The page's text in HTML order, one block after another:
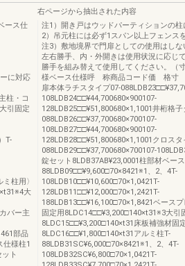
ス仕
に対応
柱・コ
引固定
T-
柱用〉
大
バー主
部品
仕様柱1
ト
右ページから抽出された内容
注1）開き戸はウッドパーティションの
2）吊元柱には必ず1スパン以上フェンス
注3）敷地境界で門扉としての使用はしな
左右勝手、内・外開きは使用状況に応じ
勝手を組み替えて使用してください。（
様ベース仕様呼 称商品コード価 格
扉本体ラチスタイプ07-
108LDB24□□¥44,700680×900107-
128LDB25□□¥51,800680×1,1001井桁格子
088LDB26□□¥37,700680×700107-
108LDB27□□¥44,700680×900107-
128LDB28□□¥51,800680×1,1001クロスタ
088LDB29□□¥37,700680×700107-
錠セット8LDB37AB¥23,0001柱部材ベー
88LDB09□□¥9,600□70×8421※1、2、4T-
108LDB10□□¥10,600□70×1,0421T-
128LDB11□□¥12,000□70×1,2421T-
188LDB13□□¥16,100□70×1,8421ベース
固定用8LDC14□□¥3,200□140×t31※3大引
8LDC15□□¥3,200□140×t31床板補強材固
8LDC16□□¥1,800□140×t31アルミ柱T-
88LDB31SC¥6,000□70×8421※1、2、4T-
108LDB32SC¥6,800□70×1,0421T-